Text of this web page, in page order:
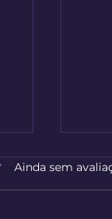
0 de 5
Ainda sem